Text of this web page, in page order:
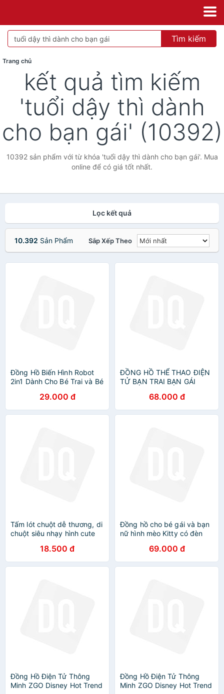
Tìm kiếm
Trang chủ
kết quả tìm kiếm
'tuổi dậy thì dành
cho bạn gái' (10392)
10392 sản phẩm với từ khóa 'tuổi dậy thì dành cho bạn gái'. Mua
online để có giá tốt nhất.
Lọc kết quả
10.392 Sản Phẩm Sắp Xếp Theo
Đồng Hồ Biến Hình Robot
2in1 Dành Cho Bé Trai và Bé
29.000 đ
ĐỒNG HỒ THỂ THAO ĐIỆN
TỬ BẠN TRAI BẠN GÁI
68.000 đ
Tấm lót chuột dễ thương, di
chuột siêu nhạy hình cute
18.500 đ
Đồng hồ cho bé gái và bạn
nữ hình mèo Kitty có đèn
69.000 đ
Đồng Hồ Điện Tử Thông
Minh ZGO Disney Hot Trend
Đồng Hồ Điện Tử Thông
Minh ZGO Disney Hot Trend